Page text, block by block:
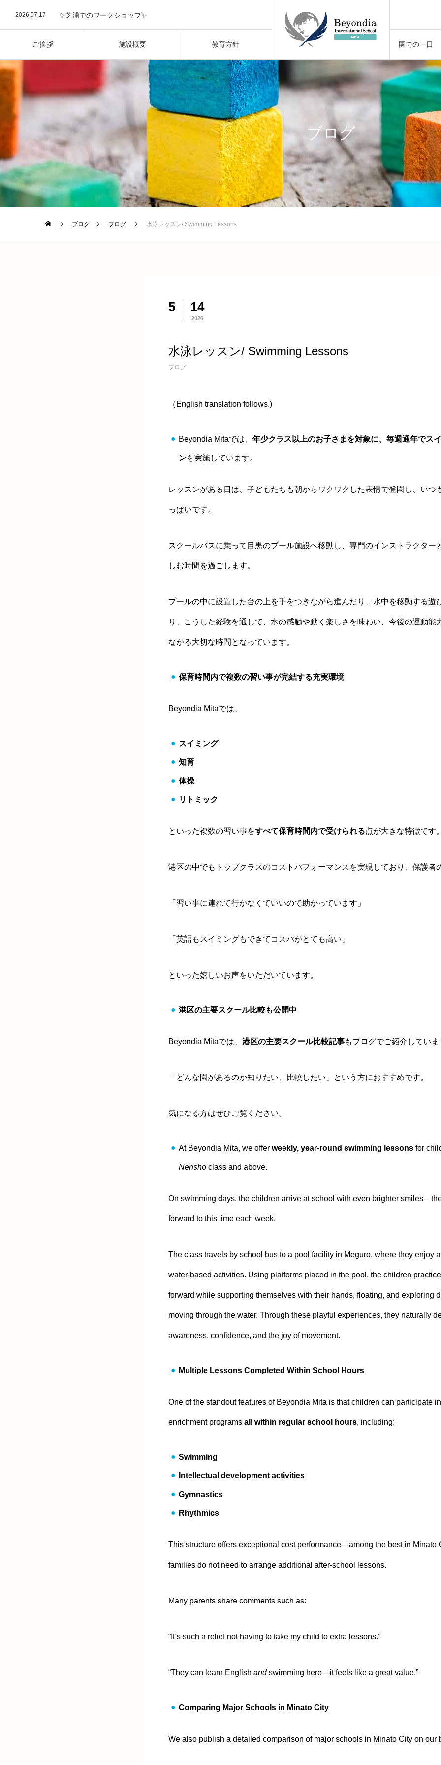
水泳レッスン/ Swimming Lessons
ご挨拶 施設概要 教育方針 園での一日
2026.07.17 ✨芝浦でのワークショップ✨
2026.07.8 🎋七夕フェスティバル
2025.10.14 【新校舎OPEN】三田校が10月1日にプレオープン！
2026.07.17
🎋七夕フェスティバル
英語で広がる探究の世界！2026 Summer School開催
ブログ
ブログ ブログ 水泳レッスン/ Swimming Lessons
5 14
2026
水泳レッスン/ Swimming Lessons
ブログ
（English translation follows.)
Beyondia Mitaでは、 年少クラス以上のお子さまを対象に、毎週通年でス
ンを実施しています。
レッスンがある日は、子どもたちも朝からワクワクした表情で登園し、いつ
っぱいです。
スクールバスに乗って目黒のプール施設へ移動し、専門のインストラクター
しむ時間を過ごします。
プールの中に設置した台の上を手をつきながら進んだり、水中を移動する遊
り、こうした経験を通して、水の感触や動く楽しさを味わい、今後の運動能
ながる大切な時間となっています。
保育時間内で複数の習い事が完結する充実環境
Beyondia Mitaでは、
スイミング
知育
体操
リトミック
といった複数の習い事をすべて保育時間内で受けられる点が大きな特徴です
港区の中でもトップクラスのコストパフォーマンスを実現しており、保護者
「習い事に連れて行かなくていいので助かっています」
「英語もスイミングもできてコスパがとても高い」
といった嬉しいお声をいただいています。
港区の主要スクール比較も公開中
Beyondia Mitaでは、 港区の主要スクール比較記事もブログでご紹介していま
「どんな園があるのか知りたい、比較したい」という方におすすめです。
気になる方はぜひご覧ください。
At Beyondia Mita, we offer weekly, year‑round swimming lessonsfor
Nenshoclass and above.
On swimming days, the children arrive at school with even brighter
forward to this time each week.
The class travels by school bus to a pool facility in Meguro, where they enjoy
water‑based activities. Using platforms placed in the pool, the children
forward while supporting themselves with their hands, floating, and exploring
moving through the water. Through these playful experiences, they naturally
awareness, confidence, and the joy of movement.
Multiple Lessons Completed Within School Hours
One of the standout features of Beyondia Mita is that children can participate
enrichment programs all within regular school hours, including:
Swimming
Intellectual development activities
Gymnastics
Rhythmics
This structure offers exceptional cost performance—among the best in
families do not need to arrange additional after‑school lessons.
Many parents share comments such as:
“It’s such a relief not having to take my child to extra lessons.”
“They can learn English andswimming here—it feels like a great value.”
Comparing Major Schools in Minato City
We also publish a detailed comparison of major schools in Minato City on our